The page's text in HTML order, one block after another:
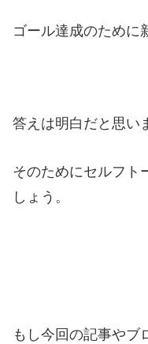
ゴール達成のために
答えは明白だと思い
そのためにセルフト
しょう。
もし今回の記事やブ